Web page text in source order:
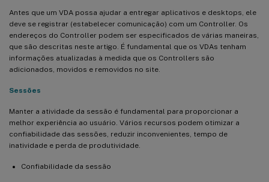
Antes que um VDA possa ajudar a entregar aplicativos e desktops, ele
deve se registrar (estabelecer comunicação) com um Controller. Os
endereços do Controller podem ser especificados de várias maneiras,
que são descritas neste artigo. É fundamental que os VDAs tenham
informações atualizadas à medida que os Controllers são
adicionados, movidos e removidos no site.
Sessões
Manter a atividade da sessão é fundamental para proporcionar a
melhor experiência ao usuário. Vários recursos podem otimizar a
confiabilidade das sessões, reduzir inconvenientes, tempo de
inatividade e perda de produtividade.
Confiabilidade da sessão